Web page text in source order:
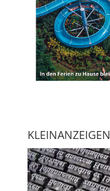
KLEINANZEIGEN